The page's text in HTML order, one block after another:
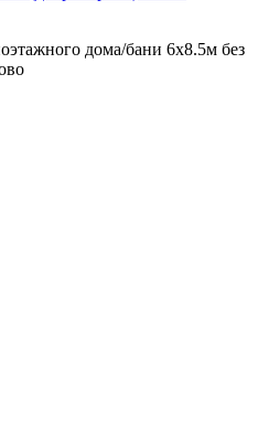
дома/бани 6х8.5м без